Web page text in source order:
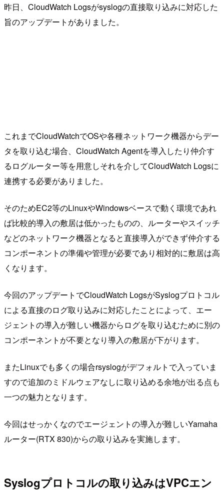
昨日、CloudWatch Logsがsyslogの直接取り込みに対応した
旨のアップデートがありました。
これまでCloudWatchでOSや各種ネットワーク機器からデー
タを取り込む場合、CloudWatch Agentを導入したり仲介す
るログルーター等を用意しそれを介してCloudWatch Logsに
連携する必要がありました。
そのためEC2等のLinuxやWindowsベースで動く環境であれ
ば比較的導入の敷居は低かったものの、ルーターやスイッチ
などのネットワーク機器となると直接導入ができず仲介する
コンポーネントの準備や管理が必要であり相対的に敷居は高
くなります。
今回のアップデートでCloudWatch LogsがSyslogプロトコル
による直接のログ取り込みに対応したことによって、エー
ジェントの導入が難しい機器からログを取り込むために別の
コンポーネントが不要となり導入の敷居が下がります。
またLinuxでも多くの場合rsyslogがデフォルトで入っていま
すので追加のミドルウェアなしに取り込める余地が出る点も
一つの魅力となります。
今回はせっかくなのでエージェントの導入が難しいYamaha
ルーター(RTX 830)からの取り込みを実施します。
Syslogプロトコルの取り込みはVPCエン